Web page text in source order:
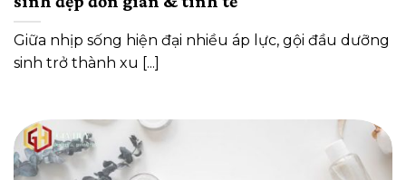
Giữa nhịp sống hiện đại nhiều áp lực, gội đầu dưỡng
sinh trở thành xu [...]